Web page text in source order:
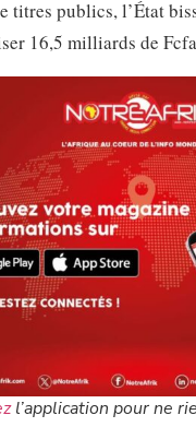
titres publics, l’État
16,5 milliards de
l’application pour ne